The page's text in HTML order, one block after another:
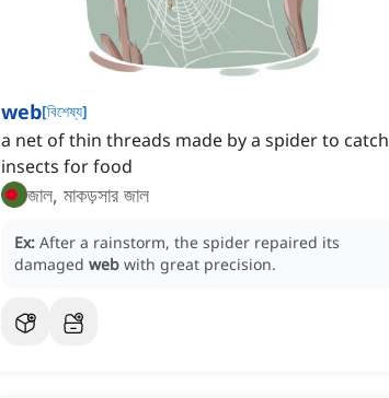
web[বিশেষ্য]
a net of thin threads made by a spider to catch
insects for food
জাল, মাকড়সার জাল
Ex: After a rainstorm, the spider repaired its
damaged web with great precision.